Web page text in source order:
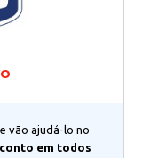
vão ajudá-lo no
em todos